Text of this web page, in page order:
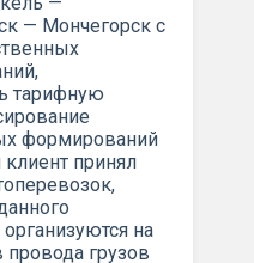
— Мончегорск с
тарифную
формирований
принял
на
грузов